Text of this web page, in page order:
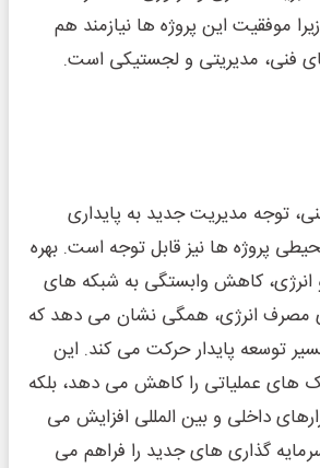
موفقیت این پروژه ‌ها نیازمند هم
فنی، مدیریتی و لجستیکی است.
توجه مدیریت جدید به پایداری
پروژه‌ ها نیز قابل توجه است. بهره‌
انرژی، کاهش وابستگی به شبکه‌ های
مصرف انرژی، همگی نشان می ‌دهد که
توسعه پایدار حرکت می ‌کند. این
های عملیاتی را کاهش می ‌دهد، بلکه
داخلی و بین ‌المللی افزایش می
گذاری‌ های جدید را فراهم می